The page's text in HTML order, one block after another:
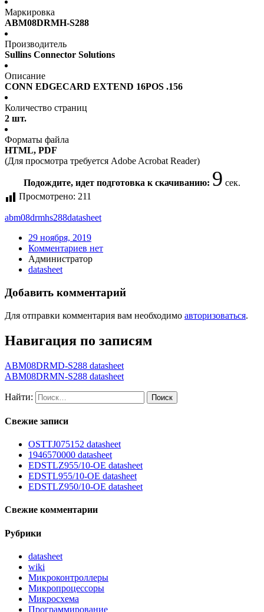
Маркировка
ABM08DRMH-S288
Производитель
Sullins Connector Solutions
Описание
CONN EDGECARD EXTEND 16POS .156
Количество страниц
2 шт.
Форматы файла
HTML, PDF
(Для просмотра требуется Adobe Acrobat Reader)
Подождите, идет подготовка к скачиванию: 9 сек.
Просмотрено: 211
abm08drmhs288datasheet
29 ноября, 2019
Комментариев нет
Администратор
datasheet
Добавить комментарий
Для отправки комментария вам необходимо авторизоваться.
Навигация по записям
ABM08DRMD-S288 datasheet
ABM08DRMN-S288 datasheet
Найти:
Свежие записи
OSTTJ075152 datasheet
1946570000 datasheet
EDSTLZ955/10-OE datasheet
EDSTL955/10-OE datasheet
EDSTLZ950/10-OE datasheet
Свежие комментарии
Рубрики
datasheet
wiki
Микроконтроллеры
Микропроцессоры
Микросхема
Программирование